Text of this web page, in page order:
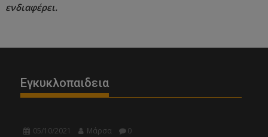
ενδιαφέρει.
Εγκυκλοπαιδεια
05/10/2021 Μάρσα 0